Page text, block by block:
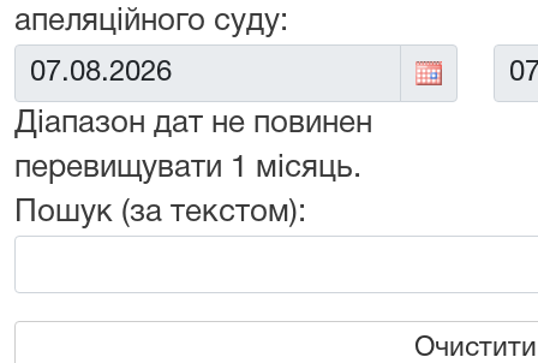
апеляційного суду:
Від:
Діапазон дат не повинен
перевищувати 1 місяць.
До:
Пошук (за текстом):
Очистити